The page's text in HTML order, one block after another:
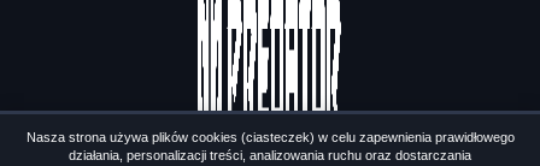
Nasza strona używa plików cookies (ciasteczek) w celu zapewnienia prawidłowego
działania, personalizacji treści, analizowania ruchu oraz dostarczania